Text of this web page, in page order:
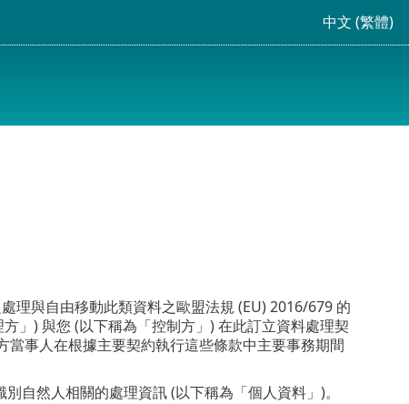
中文 (繁體)
理與自由移動此類資料之歐盟法規 (EU) 2016/679 的
」) 與您 (以下稱為「控制方」) 在此訂立資料處理契
事人在根據主要契約執行這些條款中主要事務期間
自然人相關的處理資訊 (以下稱為「個人資料」)。